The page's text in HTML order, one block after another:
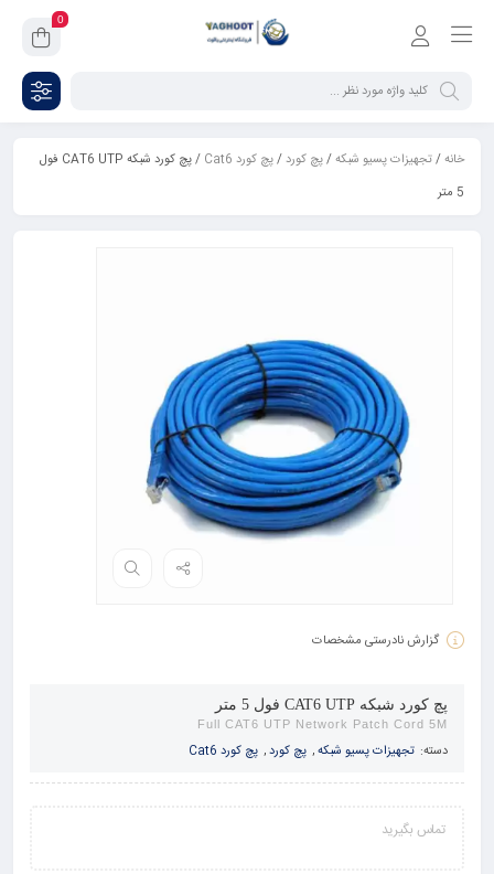
0
خانه/تجهیزات پسیو شبکه/پچ کورد/پچ کورد Cat6
/ پچ کورد شبکه CAT6 UTP فول
5 متر
گزارش نادرستی مشخصات
پچ کورد شبکه CAT6 UTP فول 5 متر
Full CAT6 UTP Network Patch Cord 5M
دسته: تجهیزات پسیو شبکه, پچ کورد, پچ کورد Cat6
تماس بگیرید